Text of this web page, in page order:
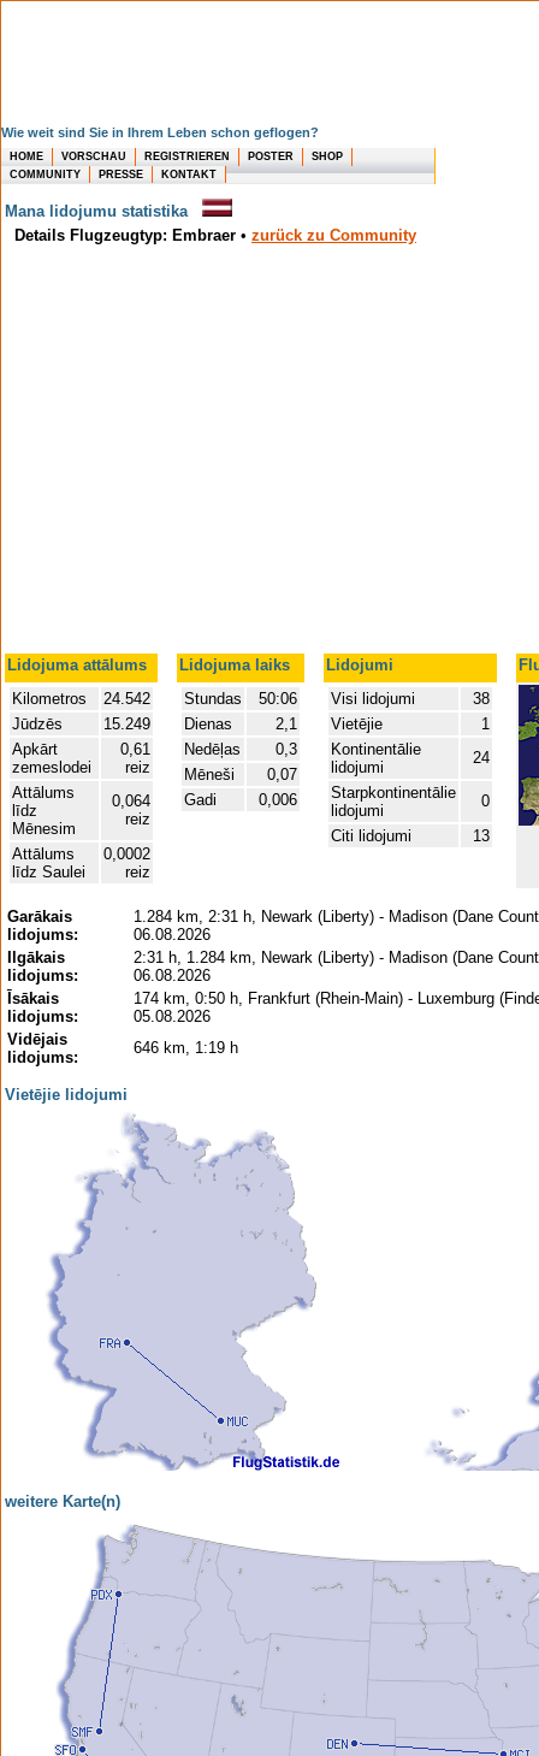
Wie weit sind Sie in Ihrem Leben schon geflogen?
HOME VORSCHAU REGISTRIEREN POSTER
SHOP
COMMUNITY
PRESSE KONTAKT
Mana lidojumu statistika
Details Flugzeugtyp: Embraer • zurück zu Community
Lidojuma attālums Lidojuma laiks Lidojumi
Kilometros
24.542
Jūdzēs
15.249
Apkārt
zemeslodei
0,61
reiz
Attālums
līdz
Mēnesim
0,064
reiz
Attālums
līdz Saulei
0,0002
reiz
Stundas
50:06
Dienas
2,1
Nedēļas
0,3
Mēneši
0,07
Gadi
0,006
Visi lidojumi
38
Vietējie
1
Kontinentālie
lidojumi
24
Starpkontinentālie
lidojumi
0
Citi lidojumi
13
Garākais
lidojums:
1.284 km, 2:31 h, Newark (Liberty) - Madison (Dane
06.08.2026
Ilgākais
lidojums:
2:31 h, 1.284 km, Newark (Liberty) - Madison (Dane
06.08.2026
Īsākais
lidojums:
174 km, 0:50 h, Frankfurt (Rhein-Main) - Luxemburg
05.08.2026
Vidējais
lidojums:
646 km, 1:19 h
Vietējie lidojumi
weitere Karte(n)